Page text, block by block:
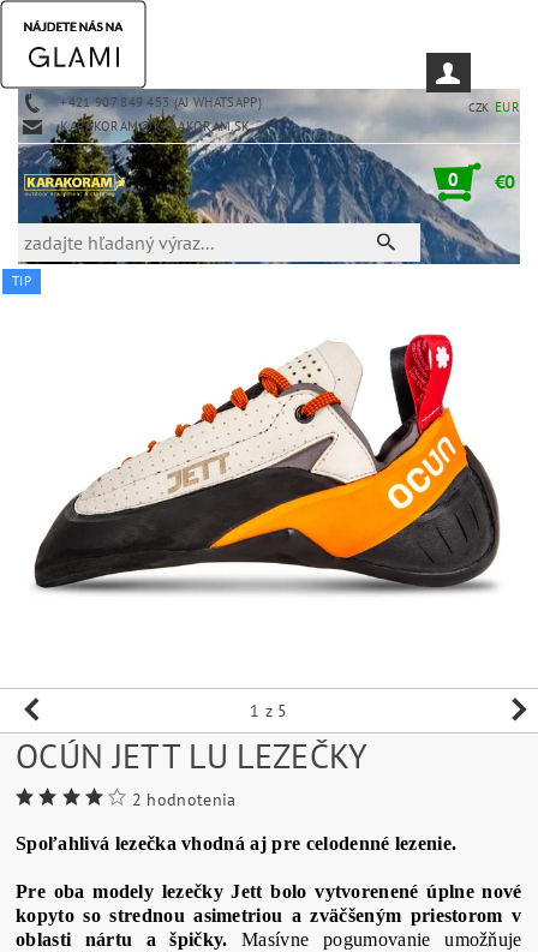
+421 907 849 453 (AJ WHATSAPP)
KARAKORAM@KARAKORAM.SK
CZK EUR
0 €0
TIP
1 z 5
OCÚN JETT LU LEZEČKY
2 hodnotenia
Spoľahlivá lezečka vhodná aj pre celodenné lezenie.
Pre oba modely lezečky Jett bolo vytvorenené úplne nové
kopyto so strednou asimetriou a zväčšeným priestorom v
oblasti nártu a špičky. Masívne pogumovanie umožňuje